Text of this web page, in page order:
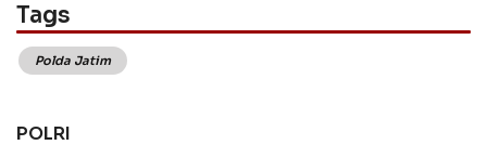
Tags
Polda Jatim
POLRI